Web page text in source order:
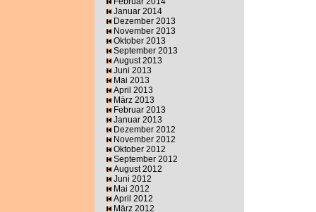
Januar 2014
Dezember 2013
November 2013
Oktober 2013
September 2013
August 2013
Juni 2013
Mai 2013
April 2013
März 2013
Februar 2013
Januar 2013
Dezember 2012
November 2012
Oktober 2012
September 2012
August 2012
Juni 2012
Mai 2012
April 2012
März 2012